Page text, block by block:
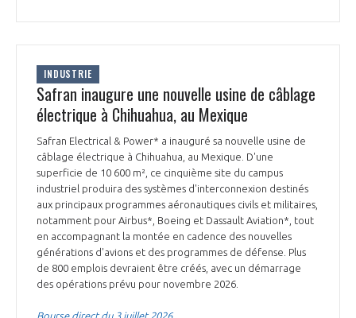
INDUSTRIE
Safran inaugure une nouvelle usine de câblage
électrique à Chihuahua, au Mexique
Safran Electrical & Power* a inauguré sa nouvelle usine de
câblage électrique à Chihuahua, au Mexique. D'une
superficie de 10 600 m², ce cinquième site du campus
industriel produira des systèmes d'interconnexion destinés
aux principaux programmes aéronautiques civils et militaires,
notamment pour Airbus*, Boeing et Dassault Aviation*, tout
en accompagnant la montée en cadence des nouvelles
générations d'avions et des programmes de défense. Plus
de 800 emplois devraient être créés, avec un démarrage
des opérations prévu pour novembre 2026.